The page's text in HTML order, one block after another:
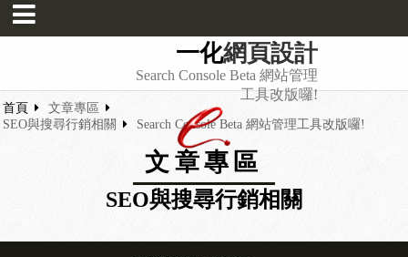
一化網頁設計
Search Console Beta 網站管理
工具改版囉!
首頁
文章專區
SEO與搜尋行銷相關
Search Console Beta 網站管理工具改版囉!
文章專區
SEO與搜尋行銷相關